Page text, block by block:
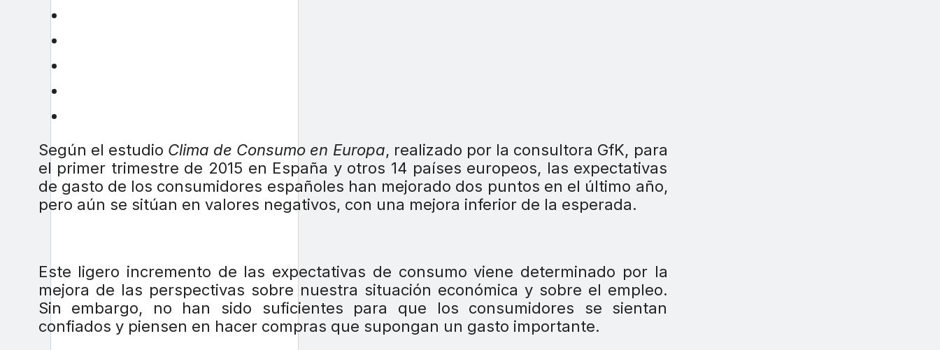
Según el estudio Clima de Consumo en Europa, realizado por la consultora GfK, para
el primer trimestre de 2015 en España y otros 14 países europeos, las expectativas
de gasto de los consumidores españoles han mejorado dos puntos en el último año,
pero aún se sitúan en valores negativos, con una mejora inferior de la esperada.
Este ligero incremento de las expectativas de consumo viene determinado por la
mejora de las perspectivas sobre nuestra situación económica y sobre el empleo.
Sin embargo, no han sido suficientes para que los consumidores se sientan
confiados y piensen en hacer compras que supongan un gasto importante.